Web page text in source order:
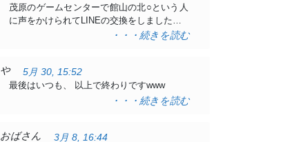
茂原のゲームセンターで館山の北○という人
に声をかけられてLINEの交換をしました…
・・・続きを読む
や
5月 30, 15:52
最後はいつも、 以上で終わりですwww
・・・続きを読む
おばさん
3月 8, 16:44